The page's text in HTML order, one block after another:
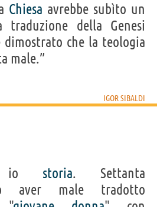
Chiesa avrebbe subìto un
della Genesi
dimostrato che la teologia
male.”
IGOR SIBALDI
storia. Settanta
aver male tradotto